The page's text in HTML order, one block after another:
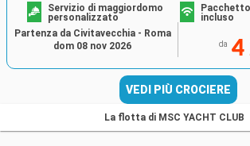
Servizio di maggiordomo
personalizzato
incluso
da 4
Partenza da Civitavecchia - Roma
dom 08 nov 2026
VEDI PIÙ CROCIERE
La flotta di MSC YACHT CLUB